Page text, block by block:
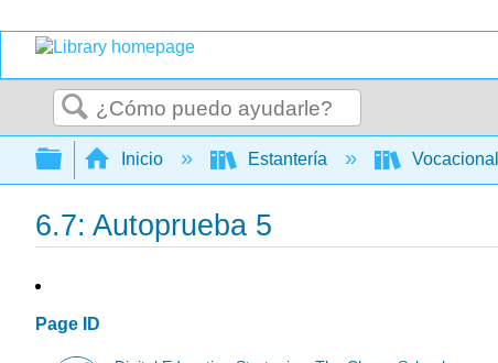
Buscar
Expandir/contraer jerarquía global
Inicio Estantería Vocacional
6.7: Autoprueba 5
Page ID